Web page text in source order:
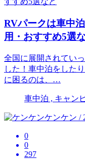
RVパークは車中
用・おすすめ5選
全国に展開されてい
した！車中泊をした
に困るのは、…
車中泊 , キャン
ケンケン /
0
0
297